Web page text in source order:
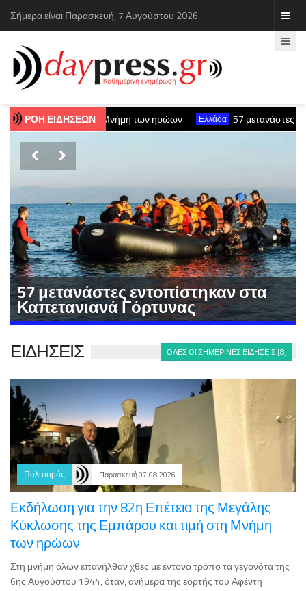
Σήμερα είναι Παρασκευή, 7 Αυγούστου 2026
ΡΟΗ ΕΙΔΗΣΕΩΝ
και τιμή στη Μνήμη των ηρώων Ελλάδα
57 μετανάστες
επιβάτες τον μήνα Ιούλιο 2026
με Κρητικά Προϊόντα, Οικοτεχνίας και Χειροτεχνίας στο ΔΕΚΚ
για την 82η Επέτειο της Μεγάλης Κύκλωσης της Εμπάρου και
επιβάτες τον μήνα Ιούλιο 2026
Ελλάδα Με εντατικούς
με Κρητικά Προϊόντα, Οικοτεχνίας και Χειροτεχνίας στο ΔΕΚΚ
Εκδήλωση για την 82η Επέτειο της
Μεγάλης Κύκλωσης της Εμπάρου
και τιμή στη Μνήμη των ηρώων
 
ΕΙΔΗΣΕΙΣ ΟΛΕΣ ΟΙ ΣΗΜΕΡΙΝΕΣ ΕΙΔΗΣΕΙΣ [8]
Πολιτισμός Παρασκευή 07.08.2026
Εκδήλωση για την 82η Επέτειο της Μεγάλης
Κύκλωσης της Εμπάρου και τιμή στη Μνήμη
των ηρώων
Στη μνήμη όλων επανήλθαν χθες με έντονο τρόπο τα γεγονότα της
6ης Αυγούστου 1944, όταν, ανήμερα της εορτής του Αφέντη
Χριστού, κυκλώθηκαν αιφνιδιαστικά όλα τα χωριά της Εμπάρου από
ναζιστικές δυνάμεις